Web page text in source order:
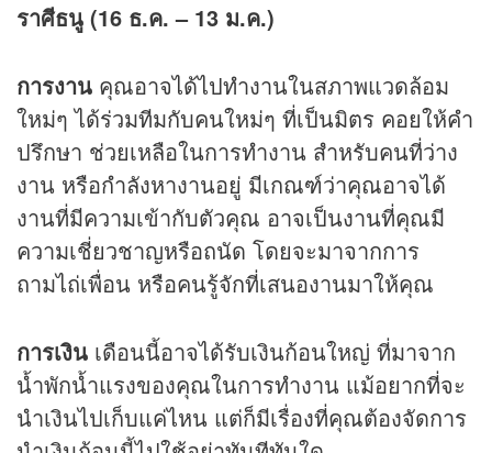
ราศีธนู (16 ธ.ค. – 13 ม.ค.)
การงาน คุณอาจได้ไปทำงานในสภาพแวดล้อม
ใหม่ๆ ได้ร่วมทีมกับคนใหม่ๆ ที่เป็นมิตร คอยให้คำ
ปรึกษา ช่วยเหลือในการทำงาน สำหรับคนที่ว่าง
งาน หรือกำลังหางานอยู่ มีเกณฑ์ว่าคุณอาจได้
งานที่มีความเข้ากับตัวคุณ อาจเป็นงานที่คุณมี
ความเชี่ยวชาญหรือถนัด โดยจะมาจากการ
ถามไถ่เพื่อน หรือคนรู้จักที่เสนองานมาให้คุณ
การเงิน เดือนนี้อาจได้รับเงินก้อนใหญ่ ที่มาจาก
น้ำพักน้ำแรงของคุณในการทำงาน แม้อยากที่จะ
นำเงินไปเก็บแค่ไหน แต่ก็มีเรื่องที่คุณต้องจัดการ